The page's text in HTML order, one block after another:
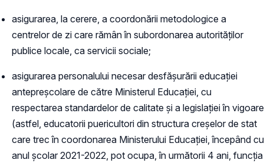
asigurarea, la cerere, a coordonării metodologice a
centrelor de zi care rămân în subordonarea autorităților
publice locale, ca servicii sociale;
asigurarea personalului necesar desfăşurării educaţiei
antepreşcolare de către Ministerul Educaţiei, cu
respectarea standardelor de calitate şi a legislaţiei în vigoare
(astfel, educatorii puericultori din structura creșelor de stat
care trec în coordonarea Ministerului Educației, începând cu
anul școlar 2021-2022, pot ocupa, în următorii 4 ani, funcția